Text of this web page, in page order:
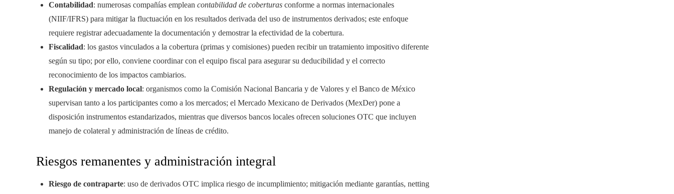
Contabilidad: numerosas compañías emplean contabilidad de coberturas conforme a normas internacionales
(NIIF/IFRS) para mitigar la fluctuación en los resultados derivada del uso de instrumentos derivados; este enfoque
requiere registrar adecuadamente la documentación y demostrar la efectividad de la cobertura.
Fiscalidad: los gastos vinculados a la cobertura (primas y comisiones) pueden recibir un tratamiento impositivo diferente
según su tipo; por ello, conviene coordinar con el equipo fiscal para asegurar su deducibilidad y el correcto
reconocimiento de los impactos cambiarios.
Regulación y mercado local: organismos como la Comisión Nacional Bancaria y de Valores y el Banco de México
supervisan tanto a los participantes como a los mercados; el Mercado Mexicano de Derivados (MexDer) pone a
disposición instrumentos estandarizados, mientras que diversos bancos locales ofrecen soluciones OTC que incluyen
manejo de colateral y administración de líneas de crédito.
Riesgos remanentes y administración integral
Riesgo de contraparte: uso de derivados OTC implica riesgo de incumplimiento; mitigación mediante garantías, netting